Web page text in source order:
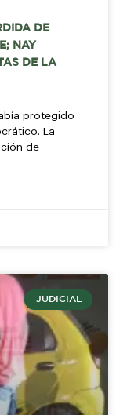
DE
NAY
DE LA
protegido
La
de
JUDICIAL